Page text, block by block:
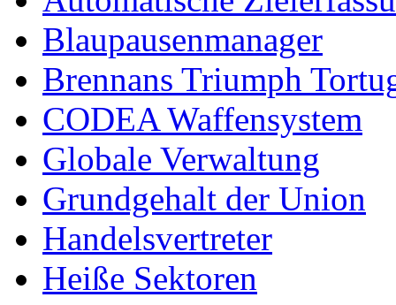
Blaupausenmanager
Brennans Triumph
CODEA Waffensystem
Globale Verwaltung
Grundgehalt der Union
Handelsvertreter
Heiße Sektoren